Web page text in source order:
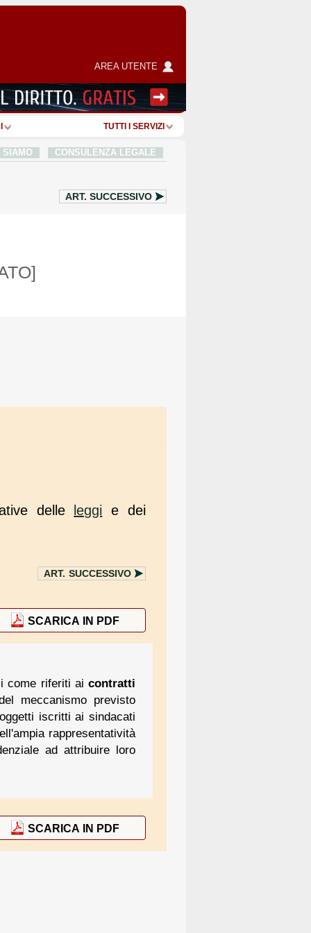
AREA UTENTE
TUTTI I SERVIZI
SIAMO
CONSULENZA LEGALE
ART. SUCCESSIVO
delle leggi e dei
ART. SUCCESSIVO
SCARICA IN PDF
come riferiti ai contratti
meccanismo previsto
iscritti ai sindacati
rappresentatività
ad attribuire loro
SCARICA IN PDF